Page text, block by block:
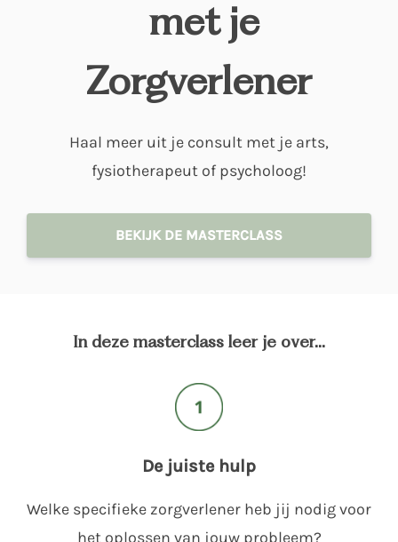
met je
Zorgverlener
Haal meer uit je consult met je arts,
fysiotherapeut of psycholoog!
BEKIJK DE MASTERCLASS
In deze masterclass leer je over...
De juiste hulp
Welke specifieke zorgverlener heb jij nodig voor
het oplossen van jouw probleem?